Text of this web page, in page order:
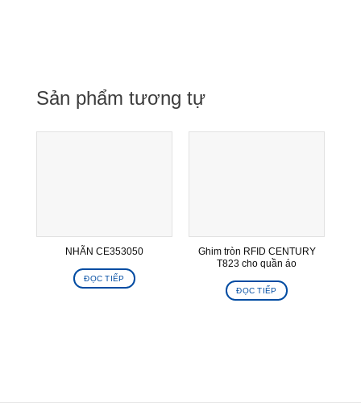
Sản phẩm tương tự
NHÃN CE353050
ĐỌC TIẾP
Ghim tròn RFID CENTURY
T823 cho quần áo
ĐỌC TIẾP